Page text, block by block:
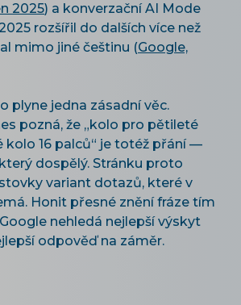
2025) a konverzační AI Mode
rozšířil do dalších více než
mimo jiné češtinu (Google,
plyne jedna zásadní věc.
pozná, že „kolo pro pětileté
kolo 16 palců“ je totéž přání —
dospělý. Stránku proto
variant dotazů, které v
Honit přesné znění fráze tím
nehledá nejlepší výskyt
odpověď na záměr.